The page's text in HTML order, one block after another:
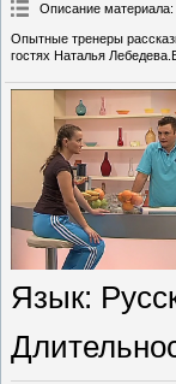
Описание материала:
Опытные тренеры
гостях Наталья
Язык: